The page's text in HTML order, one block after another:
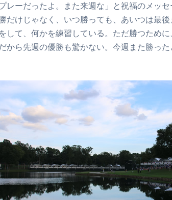
レーだったよ。また来週な」と祝福のメッ
だけじゃなく、いつ勝っても、あいつは最
して、何かを練習している。ただ勝つため
から先週の優勝も驚かない。今週また勝っ